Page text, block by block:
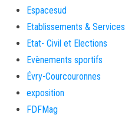
Espacesud
Etablissements & Services
Etat- Civil et Elections
Evènements sportifs
Évry-Courcouronnes
exposition
FDFMag